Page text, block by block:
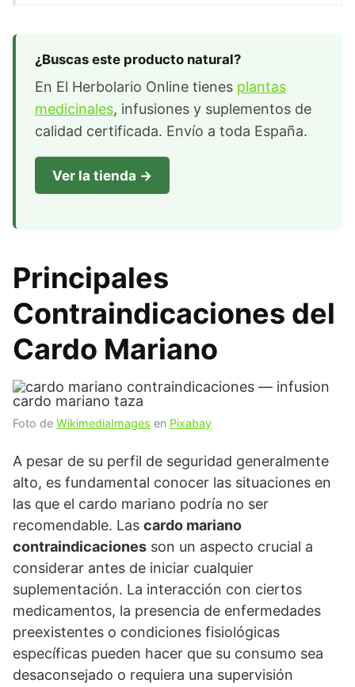
¿Buscas este producto natural?
En El Herbolario Online tienes plantas
medicinales, infusiones y suplementos de
calidad certificada. Envío a toda España.
Ver la tienda →
Principales
Contraindicaciones del
Cardo Mariano
Foto de WikimediaImages en Pixabay
A pesar de su perfil de seguridad generalmente
alto, es fundamental conocer las situaciones en
las que el cardo mariano podría no ser
recomendable. Las cardo mariano
contraindicaciones son un aspecto crucial a
considerar antes de iniciar cualquier
suplementación. La interacción con ciertos
medicamentos, la presencia de enfermedades
preexistentes o condiciones fisiológicas
específicas pueden hacer que su consumo sea
desaconsejado o requiera una supervisión